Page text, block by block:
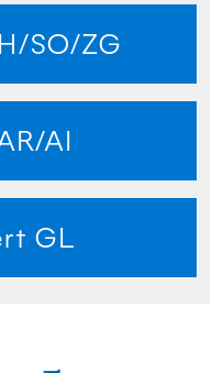
SO/ZG
AI
GL